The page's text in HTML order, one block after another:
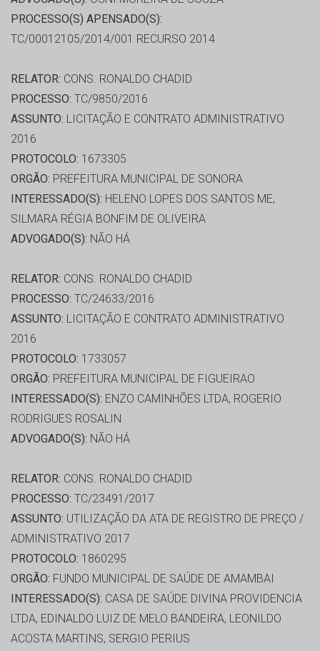
PROCESSO(S) APENSADO(S):
TC/00012105/2014/001 RECURSO 2014
RELATOR: CONS. RONALDO CHADID
PROCESSO: TC/9850/2016
ASSUNTO: LICITAÇÃO E CONTRATO ADMINISTRATIVO
2016
PROTOCOLO: 1673305
ORGÃO: PREFEITURA MUNICIPAL DE SONORA
INTERESSADO(S): HELENO LOPES DOS SANTOS ME,
SILMARA RÉGIA BONFIM DE OLIVEIRA
ADVOGADO(S): NÃO HÁ
RELATOR: CONS. RONALDO CHADID
PROCESSO: TC/24633/2016
ASSUNTO: LICITAÇÃO E CONTRATO ADMINISTRATIVO
2016
PROTOCOLO: 1733057
ORGÃO: PREFEITURA MUNICIPAL DE FIGUEIRAO
INTERESSADO(S): ENZO CAMINHÕES LTDA, ROGERIO
RODRIGUES ROSALIN
ADVOGADO(S): NÃO HÁ
RELATOR: CONS. RONALDO CHADID
PROCESSO: TC/23491/2017
ASSUNTO: UTILIZAÇÃO DA ATA DE REGISTRO DE PREÇO /
ADMINISTRATIVO 2017
PROTOCOLO: 1860295
ORGÃO: FUNDO MUNICIPAL DE SAÚDE DE AMAMBAI
INTERESSADO(S): CASA DE SAÚDE DIVINA PROVIDENCIA
LTDA, EDINALDO LUIZ DE MELO BANDEIRA, LEONILDO
ACOSTA MARTINS, SERGIO PERIUS